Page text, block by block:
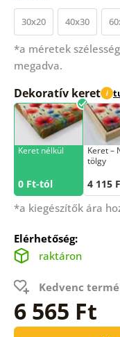
30x20 40x30
*a méretek
megadva.
Dekoratív keret i
Keret nélkül
0 Ft-tól
Keret –
tölgy
4 115
*a kiegészítők ára
Elérhetőség:
raktáron
Kedvenc
6 565 Ft